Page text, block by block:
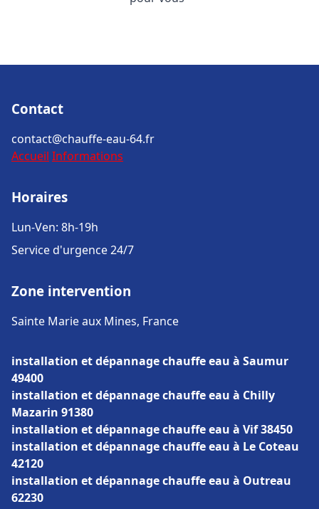
Contact
contact@chauffe-eau-64.fr
Accueil Informations
Horaires
Lun-Ven: 8h-19h
Service d'urgence 24/7
Zone intervention
Sainte Marie aux Mines, France
installation et dépannage chauffe eau à Saumur
49400
installation et dépannage chauffe eau à Chilly
Mazarin 91380
installation et dépannage chauffe eau à Vif 38450
installation et dépannage chauffe eau à Le Coteau
42120
installation et dépannage chauffe eau à Outreau
62230